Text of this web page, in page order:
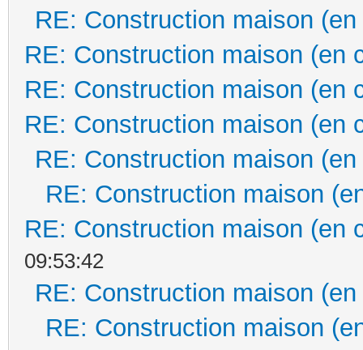
RE: Construction maison
RE: Construction maison (en
RE: Construction maison (en
RE: Construction maison (en
RE: Construction maison
RE: Construction maison
RE: Construction maison (en
09:53:42
RE: Construction maison
RE: Construction maison